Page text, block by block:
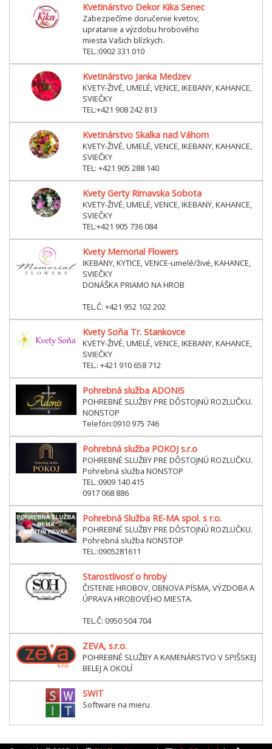
Kvetinárstvo Dekor Kika Senec
Zabezpečíme doručenie kvetov,
upratanie a výzdobu hrobového
miesta Vašich blízkych.
TEL.:0902 331 010
Kvetinárstvo Janka Medzev
KVETY-ŽIVÉ, UMELÉ, VENCE, IKEBANY, KAHANCE,
SVIEČKY
TEL:+421 908 242 813
Kvetinárstvo Skalka nad Váhom
KVETY-ŽIVÉ, UMELÉ, VENCE, IKEBANY, KAHANCE,
SVIEČKY
TEL: +421 905 288 140
Kvety Gerty Rimavska Sobota
KVETY-ŽIVÉ, UMELÉ, VENCE, IKEBANY, KAHANCE,
SVIEČKY
TEL:+421 905 736 084
Kvety Memorial Flowers
IKEBANY, KYTICE, VENCE-umelé/živé, KAHANCE,
SVIEČKY
DONÁŠKA PRIAMO NA HROB
TEL.Č: +421 952 102 202
Kvety Soňa Tr. Stankovce
KVETY-ŽIVÉ, UMELÉ, VENCE, IKEBANY, KAHANCE,
SVIEČKY
TEL.: +421 910 658 712
Pohrebná služba ADONIS
POHREBNÉ SLUŽBY PRE DÔSTOJNÚ ROZLUČKU.
NONSTOP
Telefón:0910 975 746
Pohrebná služba POKOJ s.r.o
POHREBNÉ SLUŽBY PRE DÔSTOJNÚ ROZLUČKU.
Pohrebná služba NONSTOP
TEL.:0909 140 415
0917 068 886
Pohrebná Služba RE-MA spol. s r.o.
POHREBNÉ SLUŽBY PRE DÔSTOJNÚ ROZLUČKU.
Pohrebná služba NONSTOP
TEL.:0905281611
Starostlivosť o hroby
ČISTENIE HROBOV, OBNOVA PÍSMA, VÝZDOBA A
ÚPRAVA HROBOVÉHO MIESTA.
TEL.Č: 0950 504 704
ZEVA, s.r.o.
POHREBNÉ SLUŽBY A KAMENÁRSTVO V SPIŠSKEJ
BELEJ A OKOLÍ
SWIT
Software na mieru